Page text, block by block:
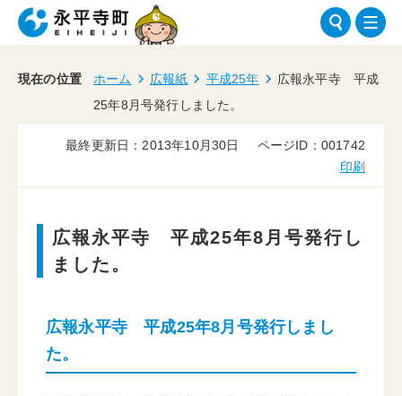
現在の位置 ホーム 広報紙 平成25年
広報永平寺 平成
25年8月号発行しました。
最終更新日：2013年10月30日
ページID：001742
印刷
広報永平寺 平成25年8月号発行し
ました。
広報永平寺 平成25年8月号発行しまし
た。